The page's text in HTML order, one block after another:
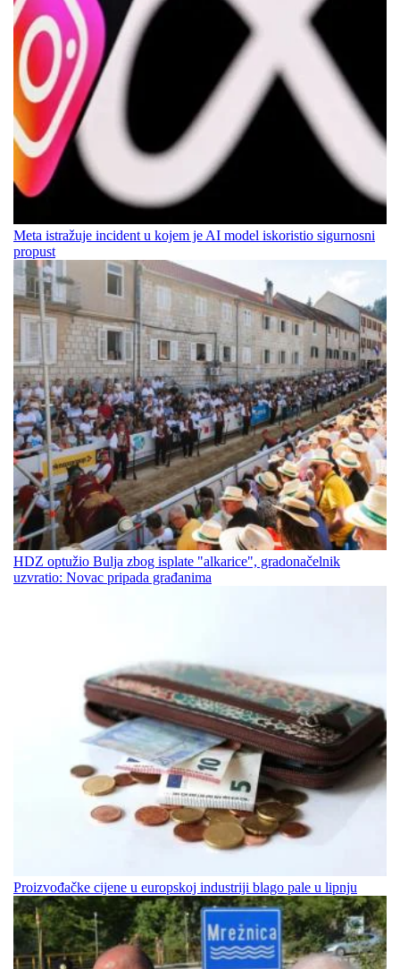
Meta istražuje incident u kojem je AI model iskoristio sigurnosni
propust
HDZ optužio Bulja zbog isplate "alkarice", gradonačelnik
uzvratio: Novac pripada građanima
Proizvođačke cijene u europskoj industriji blago pale u lipnju